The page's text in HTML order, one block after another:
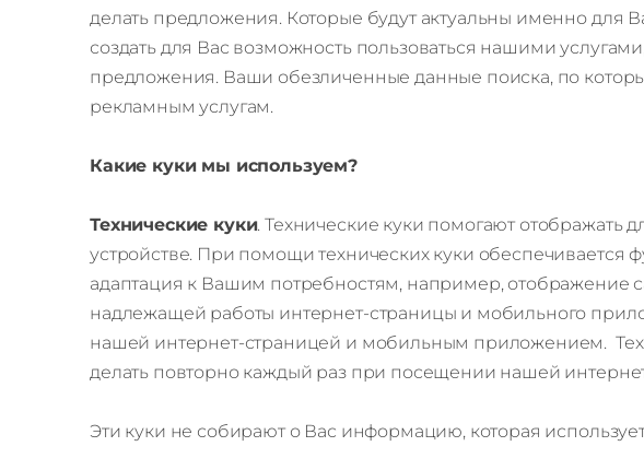
делать предложения. Которые будут актуальны именно для
создать для Вас возможность пользоваться нашими
предложения. Ваши обезличенные данные поиска, по
рекламным услугам.
Какие куки мы используем?
Технические куки. Технические куки помогают
устройстве. При помощи технических куки
адаптация к Вашим потребностям, например, отображение
надлежащей работы интернет-страницы и мобильного
нашей интернет-страницей и мобильным приложением.
делать повторно каждый раз при посещении нашей
Эти куки не собирают о Вас информацию, которая